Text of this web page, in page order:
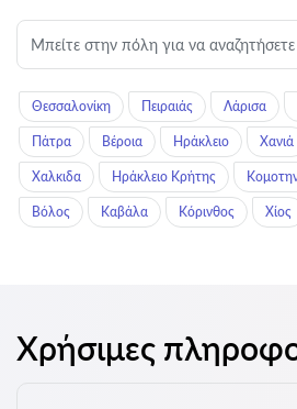
Θεσσαλονίκη Πειραιάς Λάρισα
Πάτρα Βέροια Ηράκλειο Χανιά
Χαλκιδα Ηράκλειο Κρήτης
Βόλος Καβάλα Κόρινθος Χίος
Χρήσιμες